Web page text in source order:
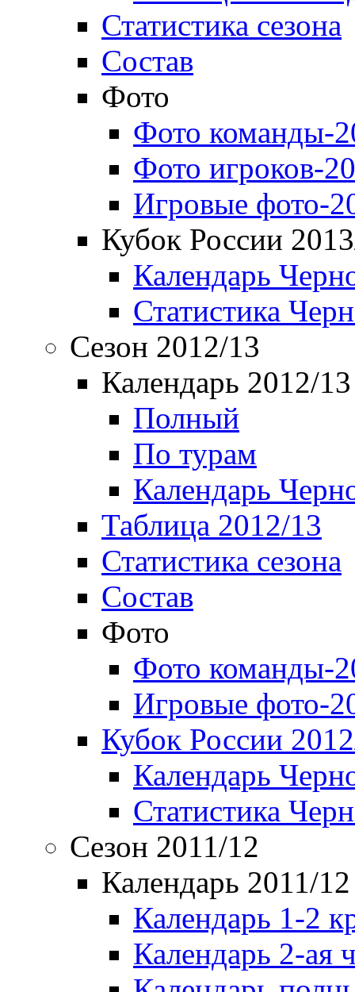
Статистика сезона
Состав
Фото
Фото команды-
Фото игроков-
Игровые фото-
Кубок России
Календарь
Статистика
Сезон 2012/13
Календарь 2012/13
Полный
По турам
Календарь
Таблица 2012/13
Статистика сезона
Состав
Фото
Фото команды-
Игровые фото-
Кубок России
Календарь
Статистика
Сезон 2011/12
Календарь 2011/12
Календарь 1-2
Календарь 2-ая